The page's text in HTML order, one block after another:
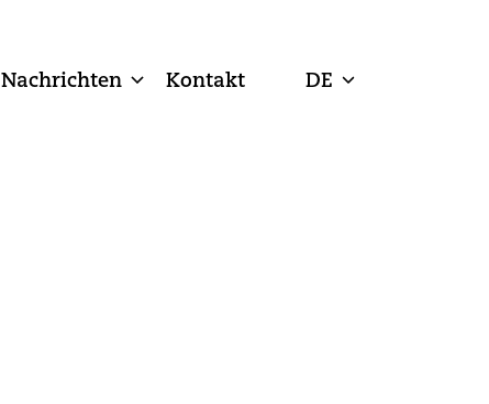
Nachrichten Kontakt DE